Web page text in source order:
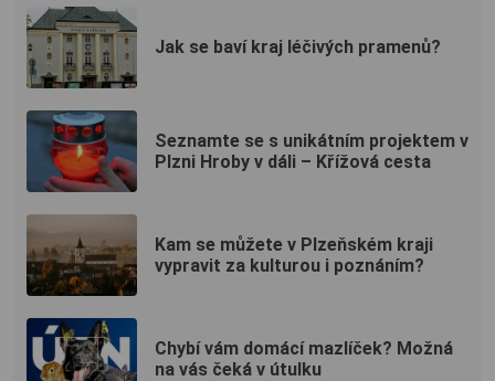
Jak se baví kraj léčivých pramenů?
Seznamte se s unikátním projektem v
Plzni Hroby v dáli – Křížová cesta
Kam se můžete v Plzeňském kraji
vypravit za kulturou i poznáním?
Chybí vám domácí mazlíček? Možná
na vás čeká v útulku